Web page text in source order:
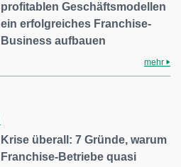
profitablen Geschäftsmodellen
ein erfolgreiches Franchise-
Business aufbauen
mehr
Krise überall: 7 Gründe, warum
Franchise-Betriebe quasi